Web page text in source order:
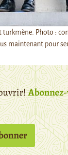
Photo :
maintenant pour